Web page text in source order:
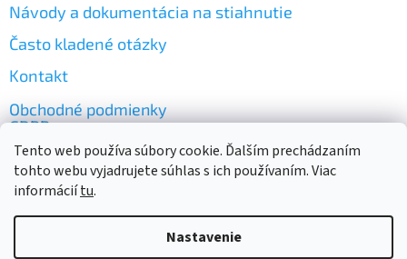
Tento web používa súbory cookie. Ďalším prechádzaním
tohto webu vyjadrujete súhlas s ich používaním. Viac
informáciítu.
Nastavenie
Návody a dokumentácia na stiahnutie
Často kladené otázky
Kontakt
Obchodné podmienky
GDPR
Vytvoril Shoptet